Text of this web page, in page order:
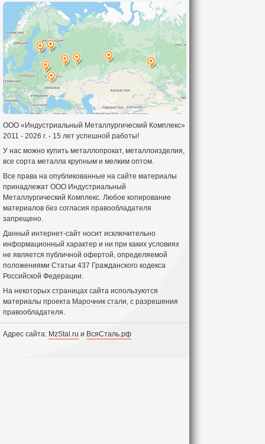
ООО «Индустриальный Металлургический Комплекс»
2011 - 2026 г. - 15 лет успешной работы!
У нас можно купить металлопрокат, металлоизделия,
все сорта металла крупным и мелким оптом.
Все права на опубликованные на сайте материалы
принадлежат ООО Индустриальный
Металлургический Комплекс. Любое копирование
материалов без согласия правообладателя
запрещено.
Данный интернет-сайт носит исключительно
информационный характер и ни при каких условиях
не является публичной офертой, определяемой
положениями Статьи 437 Гражданского кодекса
Российской Федерации.
На некоторых страницах сайта используются
материалы проекта Марочник стали , с разрешения
правообладателя.
Адрес сайта: MzStal.ru и ВсяСталь.рф